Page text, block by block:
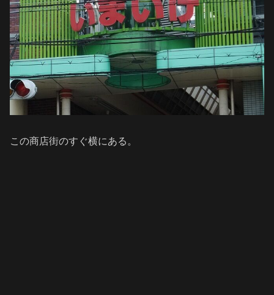
この商店街のすぐ横にある。